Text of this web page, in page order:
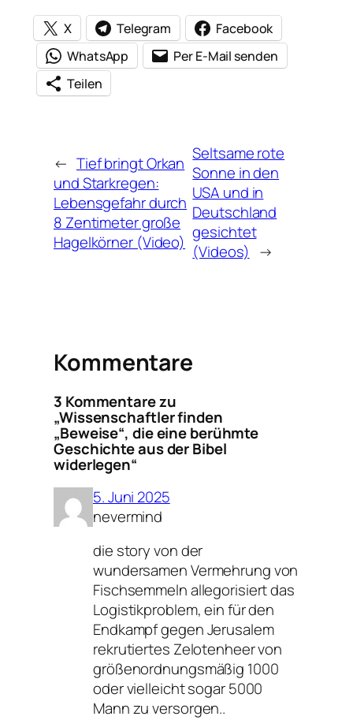
X Telegram
Facebook
WhatsApp
Per E-Mail senden
Teilen
← Tief bringt Orkan
und Starkregen:
Lebensgefahr durch
8 Zentimeter große
Hagelkörner (Video)
Seltsame rote
Sonne in den
USA und in
Deutschland
gesichtet
(Videos) →
Kommentare
3 Kommentare zu
„Wissenschaftler finden
„Beweise“, die eine berühmte
Geschichte aus der Bibel
widerlegen“
5. Juni 2025
nevermind
die story von der
wundersamen Vermehrung von
Fischsemmeln allegorisiert das
Logistikproblem, ein für den
Endkampf gegen Jerusalem
rekrutiertes Zelotenheer von
größenordnungsmäßig 1000
oder vielleicht sogar 5000
Mann zu versorgen..